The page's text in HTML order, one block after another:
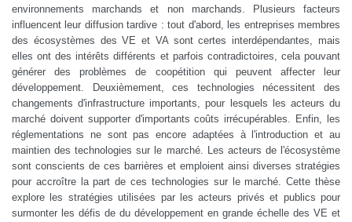
environnements marchands et non marchands. Plusieurs facteurs
influencent leur diffusion tardive : tout d'abord, les entreprises membres
des écosystèmes des VE et VA sont certes interdépendantes, mais
elles ont des intérêts différents et parfois contradictoires, cela pouvant
générer des problèmes de coopétition qui peuvent affecter leur
développement. Deuxièmement, ces technologies nécessitent des
changements d'infrastructure importants, pour lesquels les acteurs du
marché doivent supporter d'importants coûts irrécupérables. Enfin, les
réglementations ne sont pas encore adaptées à l'introduction et au
maintien des technologies sur le marché. Les acteurs de l'écosystème
sont conscients de ces barrières et emploient ainsi diverses stratégies
pour accroître la part de ces technologies sur le marché. Cette thèse
explore les stratégies utilisées par les acteurs privés et publics pour
surmonter les défis de du développement en grande échelle des VE et